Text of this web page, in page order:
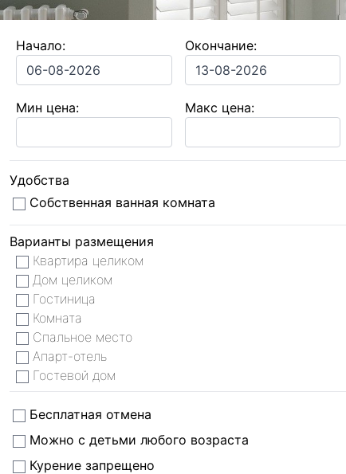
Начало: Окончание:
Мин цена: Макс цена:
Удобства
Собственная ванная комната
Варианты размещения
Квартира целиком
Дом целиком
Гостиница
Комната
Спальное место
Апарт-отель
Гостевой дом
Бесплатная отмена
Можно с детьми любого возраста
Курение запрещено